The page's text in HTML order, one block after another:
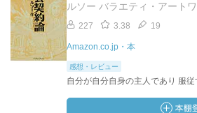
ルソー バラエティ・アート
227 3.38 19
Amazon.co.jp・本
感想・レビュー
自分が自分自身の主人であり 服